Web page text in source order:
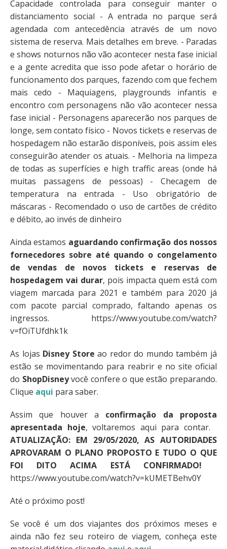
Capacidade controlada para conseguir manter o
distanciamento social - A entrada no parque será
agendada com antecedência através de um novo
sistema de reserva. Mais detalhes em breve. - Paradas
e shows noturnos não vão acontecer nesta fase inicial
e a gente acredita que isso pode afetar o horário de
funcionamento dos parques, fazendo com que fechem
mais cedo - Maquiagens, playgrounds infantis e
encontro com personagens não vão acontecer nessa
fase inicial - Personagens aparecerão nos parques de
longe, sem contato físico - Novos tickets e reservas de
hospedagem não estarão disponíveis, pois assim eles
conseguirão atender os atuais. - Melhoria na limpeza
de todas as superfícies e high traffic areas (onde há
muitas passagens de pessoas) - Checagem de
temperatura na entrada - Uso obrigatório de
máscaras - Recomendado o uso de cartões de crédito
e débito, ao invés de dinheiro
Ainda estamos aguardando confirmação dos nossos
fornecedores sobre até quando o congelamento
de vendas de novos tickets e reservas de
hospedagem vai durar, pois impacta quem está com
viagem marcada para 2021 e também para 2020 já
com pacote parcial comprado, faltando apenas os
ingressos. https://www.youtube.com/watch?
v=fOiTUfdhk1k
As lojas Disney Store ao redor do mundo também já
estão se movimentando para reabrir e no site oficial
do ShopDisneyvocê confere o que estão preparando.
Clique aqui para saber.
Assim que houver a confirmação da proposta
apresentada hoje, voltaremos aqui para contar.
ATUALIZAÇÃO: EM 29/05/2020, AS AUTORIDADES
APROVARAM O PLANO PROPOSTO E TUDO O QUE
FOI DITO ACIMA ESTÁ CONFIRMADO!
https://www.youtube.com/watch?v=kUMETBehv0Y
Até o próximo post!
Se você é um dos viajantes dos próximos meses e
ainda não fez seu roteiro de viagem, conheça este